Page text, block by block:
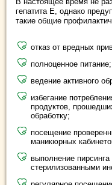
гепатита Е, однако
такие общие
отказ от вредных
полноценное питание;
ведение активного
избегание
продуктов,
обработку;
посещение
маникюрных
выполнение пирсинга
стерилизованными